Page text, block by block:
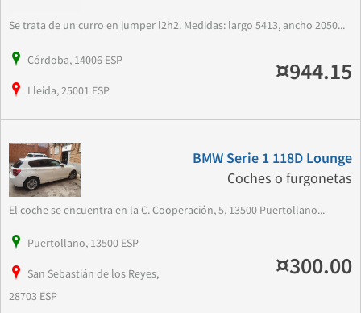
Se trata de un curro en jumper l2h2. Medidas: largo 5413, ancho 2050...
Córdoba, 14006 ESP
Lleida, 25001 ESP
¤944.15
BMW Serie 1 118D Lounge
Coches o furgonetas
El coche se encuentra en la C. Cooperación, 5, 13500 Puertollano...
Puertollano, 13500 ESP
San Sebastián de los Reyes,
28703 ESP
¤300.00